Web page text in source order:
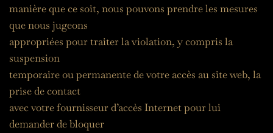
manière que ce soit, nous pouvons prendre les mesures
que nous jugeons
appropriées pour traiter la violation, y compris la
suspension
temporaire ou permanente de votre accès au site web, la
prise de contact
avec votre fournisseur d’accès Internet pour lui
demander de bloquer